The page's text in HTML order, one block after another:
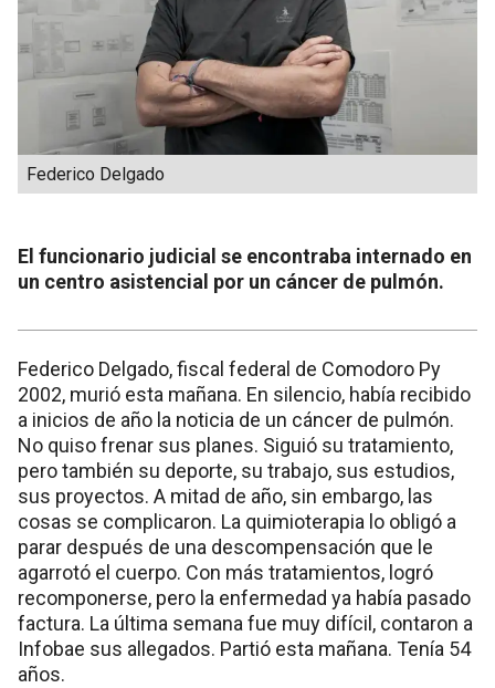
Federico Delgado
El funcionario judicial se encontraba internado en
un centro asistencial por un cáncer de pulmón.
Federico Delgado, fiscal federal de Comodoro Py
2002, murió esta mañana. En silencio, había recibido
a inicios de año la noticia de un cáncer de pulmón.
No quiso frenar sus planes. Siguió su tratamiento,
pero también su deporte, su trabajo, sus estudios,
sus proyectos. A mitad de año, sin embargo, las
cosas se complicaron. La quimioterapia lo obligó a
parar después de una descompensación que le
agarrotó el cuerpo. Con más tratamientos, logró
recomponerse, pero la enfermedad ya había pasado
factura. La última semana fue muy difícil, contaron a
Infobae sus allegados. Partió esta mañana. Tenía 54
años.